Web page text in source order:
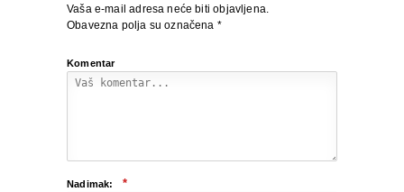
Vaša e-mail adresa neće biti objavljena.
Obavezna polja su označena *
Komentar
Nadimak: *